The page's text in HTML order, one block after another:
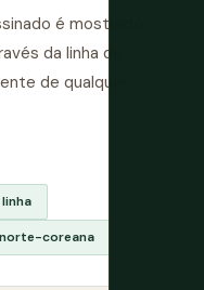
é mostrado.
da linha de
de qualquer
coreana